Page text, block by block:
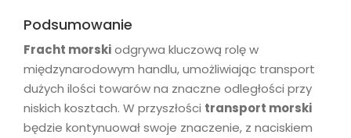
Podsumowanie
Fracht morskiodgrywa kluczową rolę w
międzynarodowym handlu, umożliwiając transport
dużych ilości towarów na znaczne odległości przy
niskich kosztach. W przyszłości transport morski
będzie kontynuował swoje znaczenie, z naciskiem